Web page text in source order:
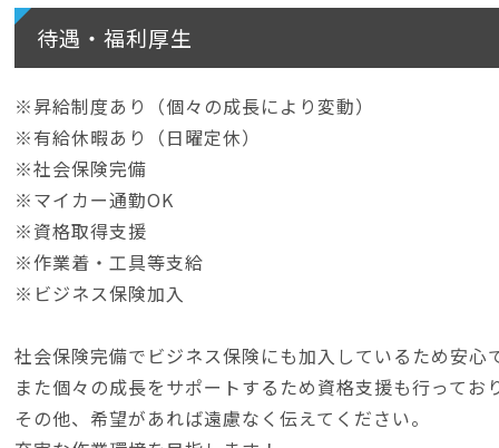
待遇・福利厚生
※昇給制度あり（個々の成長により変動）
※有給休暇あり（日曜定休）
※社会保険完備
※マイカー通勤OK
※資格取得支援
※作業着・工具等支給
※ビジネス保険加入
社会保険完備でビジネス保険にも加入しているため安心で
また個々の成長をサポートするため資格支援も行っており
その他、希望があれば遠慮なく伝えてください。